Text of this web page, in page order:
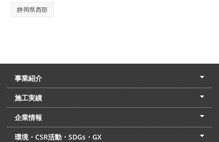
静岡県西部
事業紹介
土木本部
建築本部
PPP・PFI
リフォーム・リノベーション
中村建設の家
施工実績
土木部門
建築部門
リフォーム部門
住宅部門
名古屋支店
東京支店
企業情報
会社概要
経営理念
沿革
リクルート
最新情報
お問合せ
環境・CSR活動・SDGs・GX